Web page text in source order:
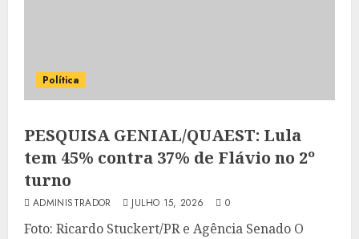
Política
PESQUISA GENIAL/QUAEST: Lula
tem 45% contra 37% de Flávio no 2º
turno
ADMINISTRADOR JULHO 15, 2026 0
Foto: Ricardo Stuckert/PR e Agência Senado O